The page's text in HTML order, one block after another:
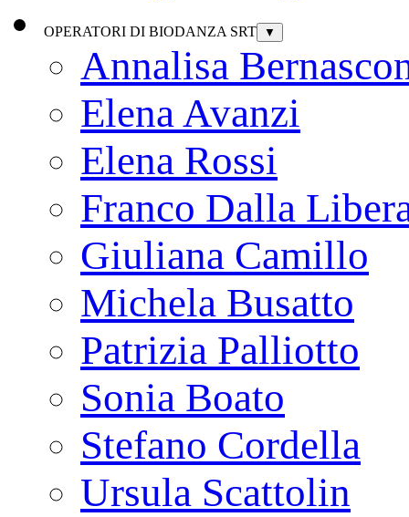
OPERATORI DI BIODANZA SRT ▼
Annalisa
Elena Avanzi
Elena Rossi
Franco Dalla
Giuliana Camillo
Michela Busatto
Patrizia Palliotto
Sonia Boato
Stefano Cordella
Ursula Scattolin